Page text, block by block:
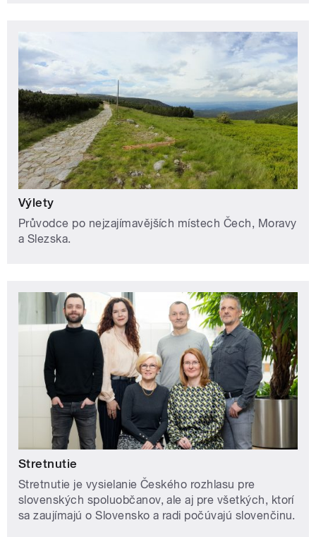
Výlety
Průvodce po nejzajímavějších místech Čech, Moravy
a Slezska.
Stretnutie
Stretnutie je vysielanie Českého rozhlasu pre
slovenských spoluobčanov, ale aj pre všetkých, ktorí
sa zaujímajú o Slovensko a radi počúvajú slovenčinu.